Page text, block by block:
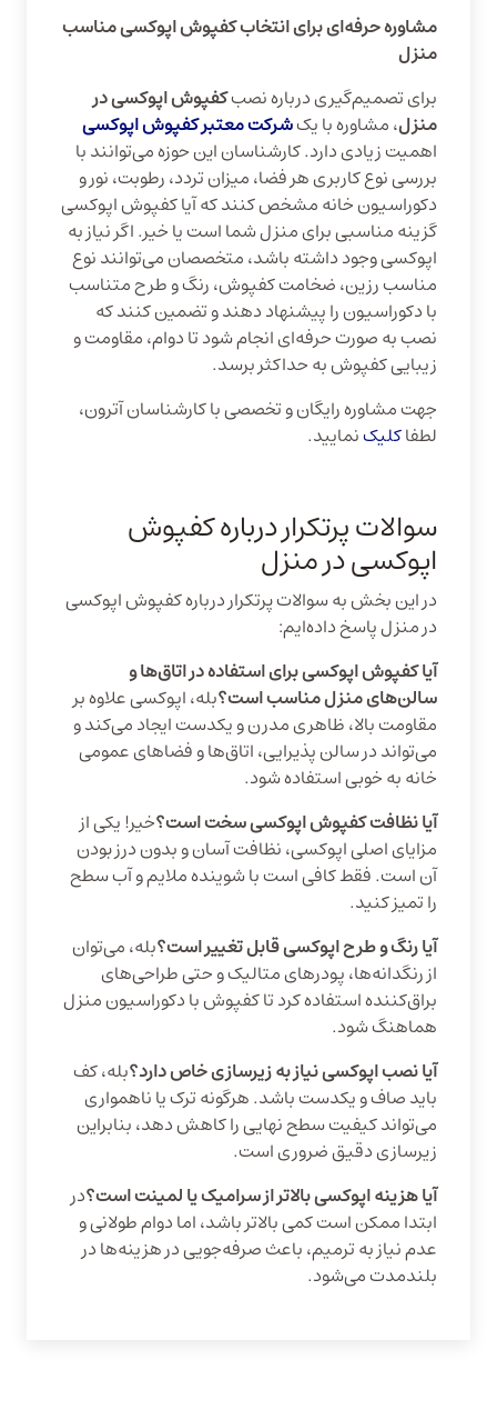
مشاوره حرفه‌ای برای انتخاب کفپوش اپوکسی مناسب
منزل
برای تصمیم‌گیری درباره نصبکفپوش اپوکسی در
منزل، مشاوره با یکشرکت معتبر کفپوش اپوکسی
اهمیت زیادی دارد. کارشناسان این حوزه می‌توانند با
بررسی نوع کاربری هر فضا، میزان تردد، رطوبت، نور و
دکوراسیون خانه مشخص کنند که آیا کفپوش اپوکسی
گزینه مناسبی برای منزل شما است یا خیر. اگر نیاز به
اپوکسی وجود داشته باشد، متخصصان می‌توانند نوع
مناسب رزین، ضخامت کفپوش، رنگ و طرح متناسب
با دکوراسیون را پیشنهاد دهند و تضمین کنند که
نصب به صورت حرفه‌ای انجام شود تا دوام، مقاومت و
زیبایی کفپوش به حداکثر برسد.
جهت مشاوره رایگان و تخصصی با کارشناسان آترون،
لطفاکلیکنمایید.
سوالات پرتکرار درباره کفپوش
اپوکسی در منزل
در این بخش به سوالات پرتکرار درباره کفپوش اپوکسی
در منزل پاسخ داده‌ایم:
آیا کفپوش اپوکسی برای استفاده در اتاق‌ها و
سالن‌های منزل مناسب است؟بله، اپوکسی علاوه بر
مقاومت بالا، ظاهری مدرن و یکدست ایجاد می‌کند و
می‌تواند در سالن پذیرایی، اتاق‌ها و فضاهای عمومی
خانه به خوبی استفاده شود.
آیا نظافت کفپوش اپوکسی سخت است؟خیر! یکی از
مزایای اصلی اپوکسی، نظافت آسان و بدون درز بودن
آن است. فقط کافی است با شوینده ملایم و آب سطح
را تمیز کنید.
آیا رنگ و طرح اپوکسی قابل تغییر است؟بله، می‌توان
از رنگدانه‌ها، پودرهای متالیک و حتی طراحی‌های
براق‌کننده استفاده کرد تا کفپوش با دکوراسیون منزل
هماهنگ شود.
آیا نصب اپوکسی نیاز به زیرسازی خاص دارد؟بله، کف
باید صاف و یکدست باشد. هرگونه ترک یا ناهمواری
می‌تواند کیفیت سطح نهایی را کاهش دهد، بنابراین
زیرسازی دقیق ضروری است.
آیا هزینه اپوکسی بالاتر از سرامیک یا لمینت است؟در
ابتدا ممکن است کمی بالاتر باشد، اما دوام طولانی و
عدم نیاز به ترمیم، باعث صرفه‌جویی در هزینه‌ها در
بلندمدت می‌شود.